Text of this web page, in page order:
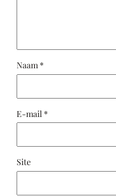
Naam *
E-mail *
Site